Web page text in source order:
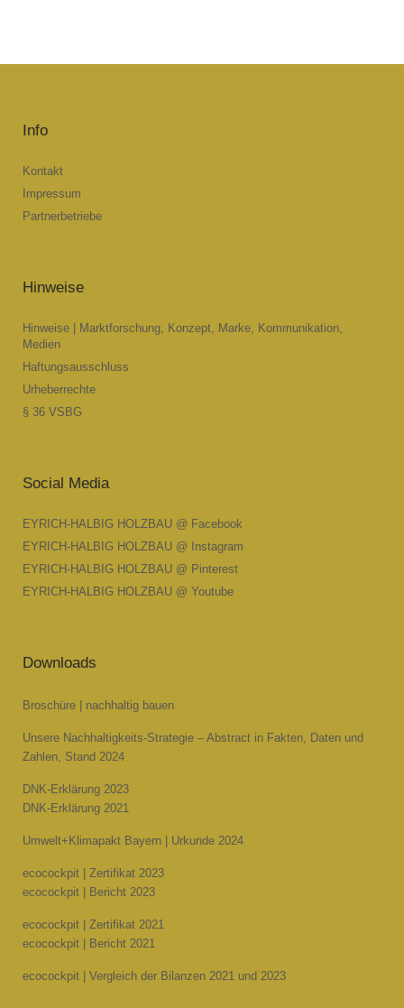
Info
Kontakt
Impressum
Partnerbetriebe
Hinweise
Hinweise | Marktforschung, Konzept, Marke, Kommunikation,
Medien
Haftungsausschluss
Urheberrechte
§ 36 VSBG
Social Media
EYRICH-HALBIG HOLZBAU @ Facebook
EYRICH-HALBIG HOLZBAU @ Instagram
EYRICH-HALBIG HOLZBAU @ Pinterest
EYRICH-HALBIG HOLZBAU @ Youtube
Downloads
Broschüre | nachhaltig bauen
Unsere Nachhaltigkeits-Strategie – Abstract in Fakten, Daten und
Zahlen, Stand 2024
DNK-Erklärung 2023
DNK-Erklärung 2021
Umwelt+Klimapakt Bayern | Urkunde 2024
ecocockpit | Zertifikat 2023
ecocockpit | Bericht 2023
ecocockpit | Zertifikat 2021
ecocockpit | Bericht 2021
ecocockpit | Vergleich der Bilanzen 2021 und 2023